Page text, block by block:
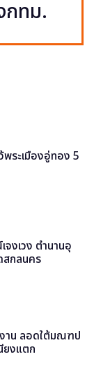
กทม.
ระเมืองอู่ทอง 5
งเวง ตำนานอุ
สกลนคร
าน ลอดใต้มณฑป
ยงแตก